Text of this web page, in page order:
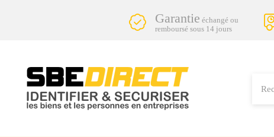
Garantie échangé ou
remboursé sous 14 jours